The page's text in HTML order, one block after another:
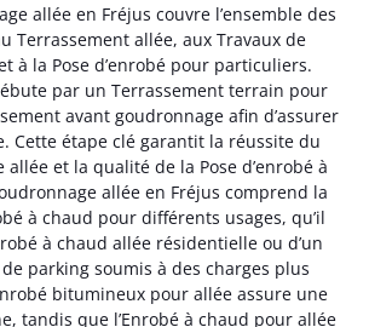
allée en Fréjus couvre l’ensemble des
Terrassement allée, aux Travaux de
à la Pose d’enrobé pour particuliers.
par un Terrassement terrain pour
avant goudronnage afin d’assurer
Cette étape clé garantit la réussite du
et la qualité de la Pose d’enrobé à
allée en Fréjus comprend la
à chaud pour différents usages, qu’il
à chaud allée résidentielle ou d’un
parking soumis à des charges plus
bitumineux pour allée assure une
tandis que l’Enrobé à chaud pour allée